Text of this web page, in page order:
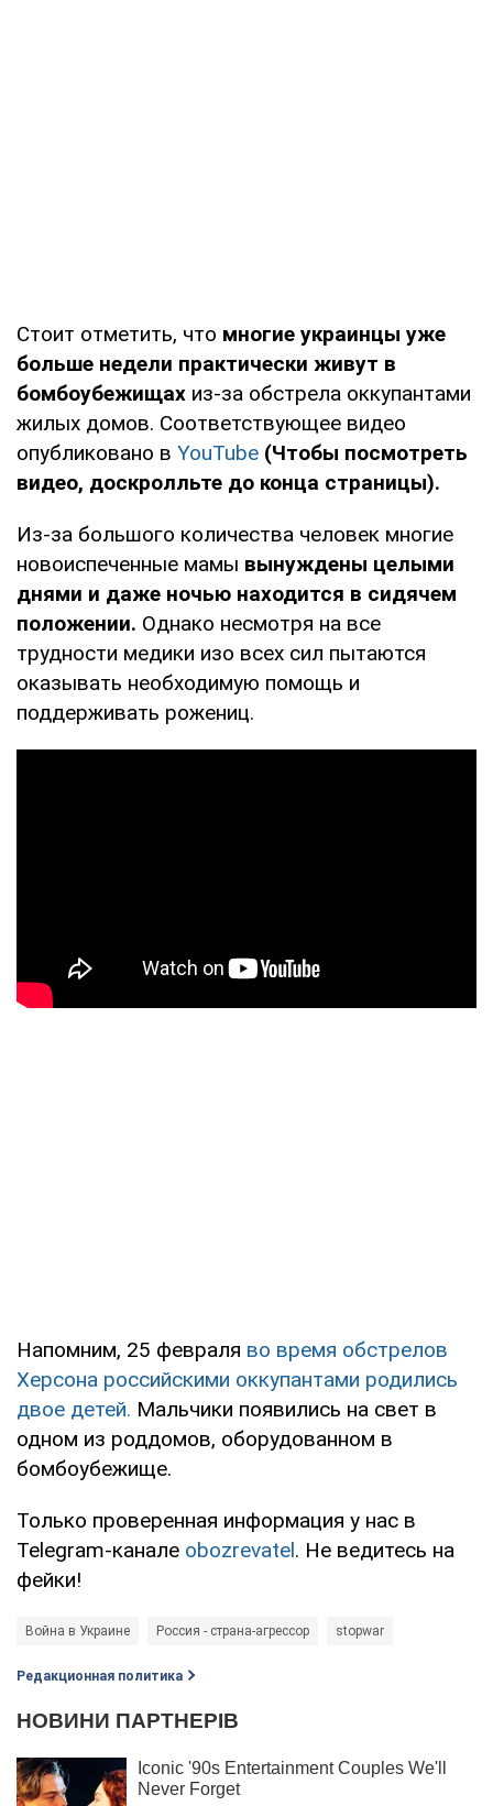
Стоит отметить, что многие украинцы уже
больше недели практически живут в
бомбоубежищах из-за обстрела оккупантами
жилых домов. Соответствующее видео
опубликовано в YouTube (Чтобы посмотреть
видео, доскролльте до конца страницы).
Из-за большого количества человек многие
новоиспеченные мамы вынуждены целыми
днями и даже ночью находится в сидячем
положении. Однако несмотря на все
трудности медики изо всех сил пытаются
оказывать необходимую помощь и
поддерживать рожениц.
Напомним, 25 февраля во время обстрелов
Херсона российскими оккупантами родились
двое детей. Мальчики появились на свет в
одном из роддомов, оборудованном в
бомбоубежище.
Только проверенная информация у нас в
Telegram-канале obozrevatel. Не ведитесь на
фейки!
Война в Украине Россия - страна-агрессор stopwar
Редакционная политика